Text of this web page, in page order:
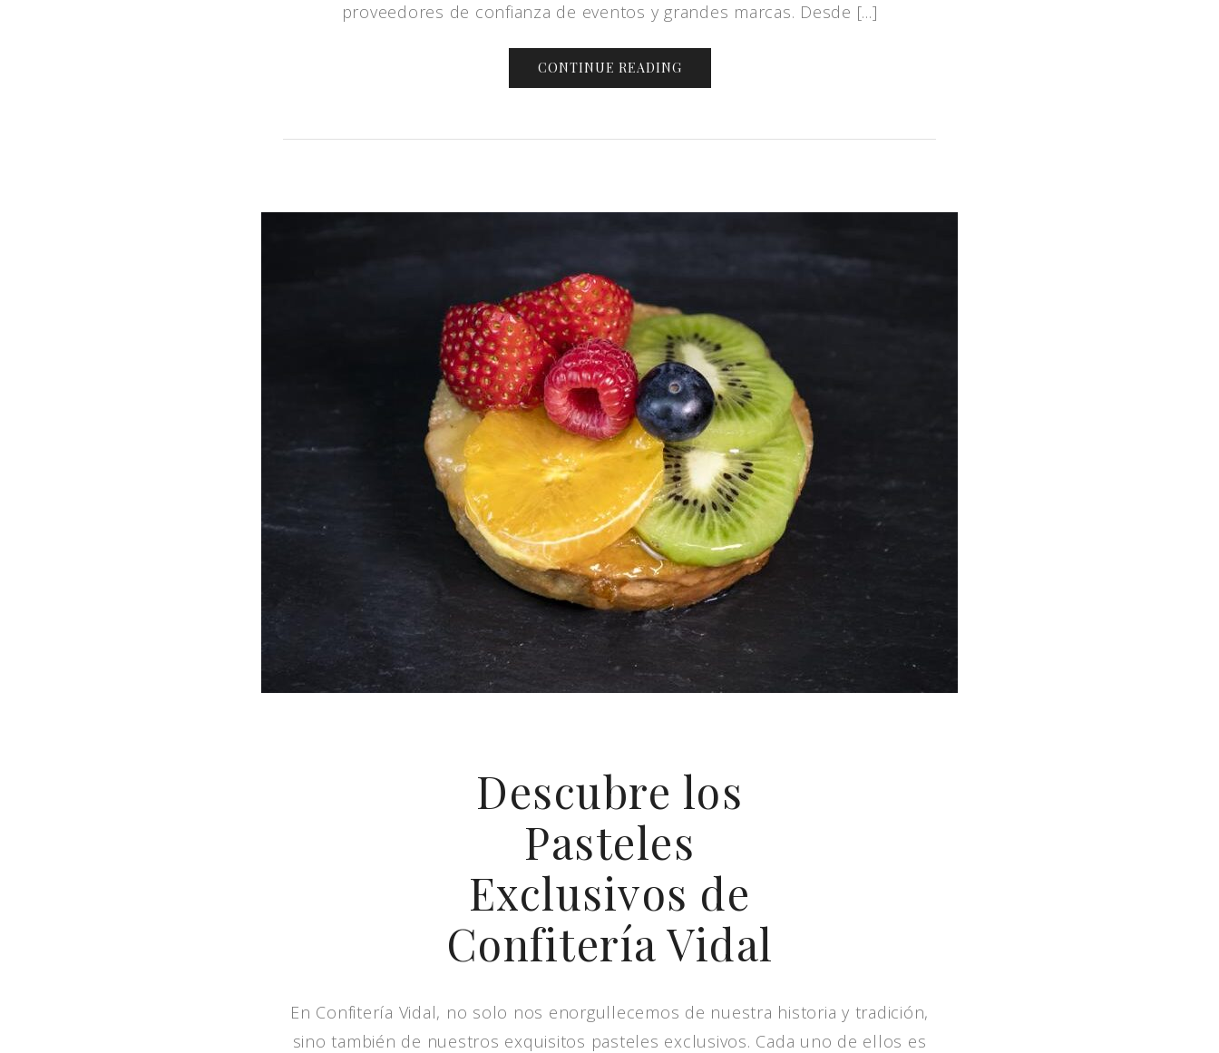
proveedores de confianza de eventos y grandes marcas. Desde [...]
CONTINUE READING
Descubre los
Pasteles
Exclusivos de
Confitería Vidal
En Confitería Vidal, no solo nos enorgullecemos de nuestra historia y tradición,
sino también de nuestros exquisitos pasteles exclusivos. Cada uno de ellos es